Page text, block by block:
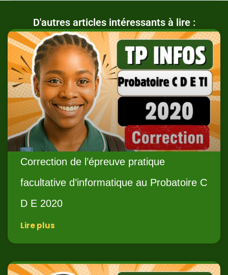
D'autres articles intéressants à lire :
Correction de l’épreuve pratique
facultative d’informatique au Probatoire C
D E 2020
Lire plus